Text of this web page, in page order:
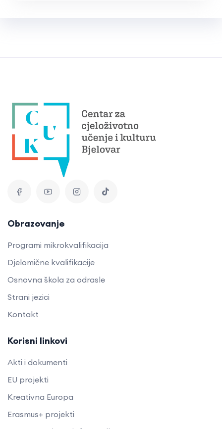
Obrazovanje
Programi mikrokvalifikacija
Djelomične kvalifikacije
Osnovna škola za odrasle
Strani jezici
Kontakt
Korisni linkovi
Akti i dokumenti
EU projekti
Kreativna Europa
Erasmus+ projekti